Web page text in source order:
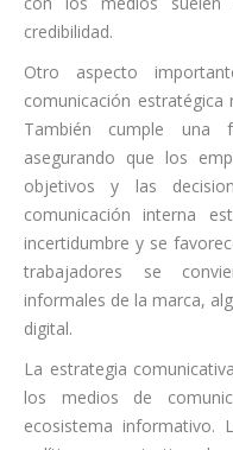
credibilidad.
Otro aspecto
comunicación
También cumple una
asegurando que los
objetivos y las
comunicación interna
incertidumbre y se
trabajadores se
informales de la marca,
digital.
La estrategia
los medios de
ecosistema informativo.